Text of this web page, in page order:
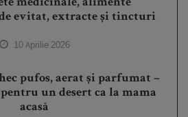
evitat, extracte și tincturi
10 Aprilie 2026
pufos, aerat și parfumat –
un desert ca la mama
acasă